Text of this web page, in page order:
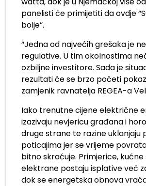
panelisti će primijetiti da ovdje
bolje”.
“Jedna od najvećih grešaka je
regulative. U tim okolnostima
ozbiljne investitore. Sada je
rezultati će se brzo početi
zamjenik ravnatelja REGEA-a
Iako trenutne cijene električne
izazivaju nevjericu građana i
druge strane te razine uklanjaju
poticajima jer se vrijeme
bitno skraćuje. Primjerice,
elektrane postaju isplative već
dok se energetska obnova